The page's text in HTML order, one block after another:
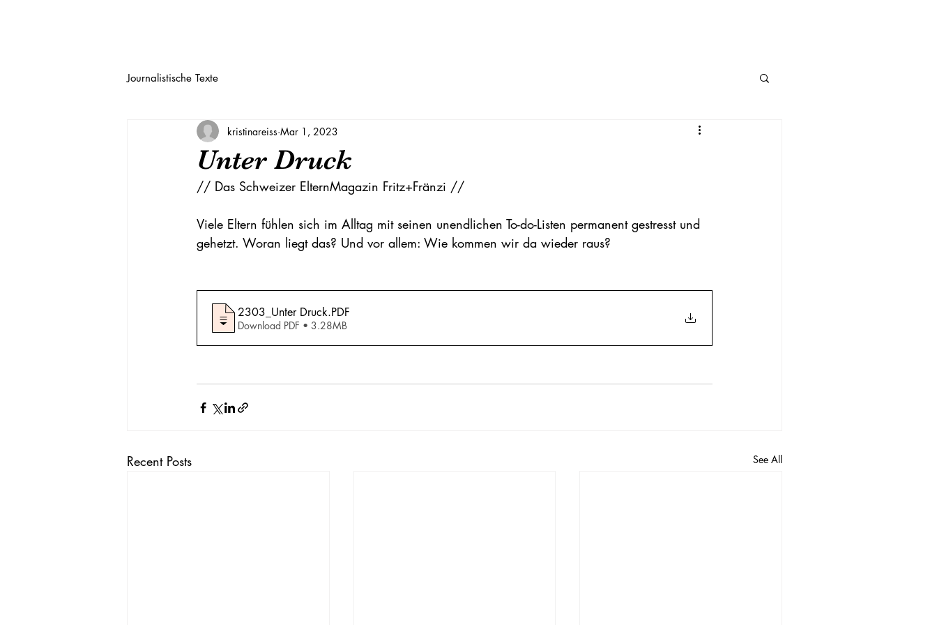
Journalistische Texte
Unter Druck
kristinareiss Mar 1, 2023
// Das Schweizer ElternMagazin Fritz+Fränzi //
Viele Eltern fühlen sich im Alltag mit seinen unendlichen To-do-Listen permanent gestresst und
gehetzt. Woran liegt das? Und vor allem: Wie kommen wir da wieder raus?
2303_Unter Druck.PDF
Download PDF • 3.28MB
Recent Posts See All